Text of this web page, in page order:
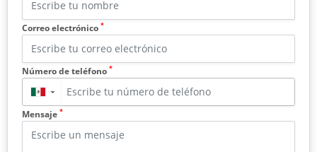
Correo electrónico *
Número de teléfono *
▼
Mensaje *